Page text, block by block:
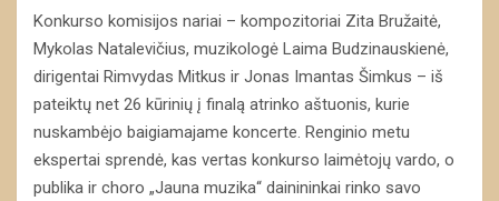
Konkurso komisijos nariai – kompozitoriai Zita Bružaitė,
Mykolas Natalevičius, muzikologė Laima Budzinauskienė,
dirigentai Rimvydas Mitkus ir Jonas Imantas Šimkus – iš
pateiktų net 26 kūrinių į finalą atrinko aštuonis, kurie
nuskambėjo baigiamajame koncerte. Renginio metu
ekspertai sprendė, kas vertas konkurso laimėtojų vardo, o
publika ir choro „Jauna muzika“ dainininkai rinko savo